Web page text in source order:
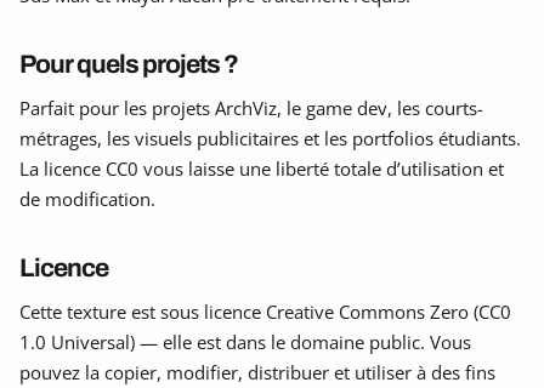
Pour quels projets ?
Parfait pour les projets ArchViz, le game dev, les courts-
métrages, les visuels publicitaires et les portfolios étudiants.
La licence CC0 vous laisse une liberté totale d’utilisation et
de modification.
Licence
Cette texture est sous licence Creative Commons Zero (CC0
1.0 Universal) — elle est dans le domaine public. Vous
pouvez la copier, modifier, distribuer et utiliser à des fins